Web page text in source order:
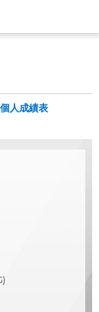
個人成績表